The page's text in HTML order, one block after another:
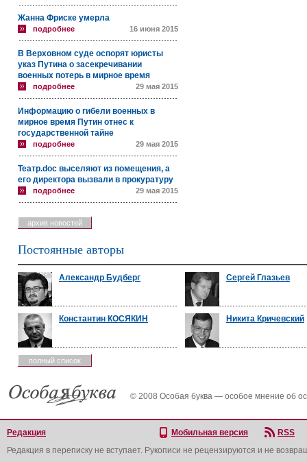
Жанна Фриске умерла
подробнее 16 июня 2015
В Верховном суде оспорят юристы
указ Путина о засекречивании
военных потерь в мирное время
подробнее 29 мая 2015
Информацию о гибели военных в
мирное время Путин отнес к
государственной тайне
подробнее 29 мая 2015
Театр.doc выселяют из помещения, а
его директора вызвали в прокуратуру
подробнее 29 мая 2015
архив новостей
Постоянные авторы
Александр Будберг Сергей Глазьев
Константин КОСЯКИН Никита Кричевский
полный список
© 2008 Особая буква — особое мнение об
Редакция Мобильная версия
RSS
Редакция в переписку не вступает. Рукописи не рецензируются и не